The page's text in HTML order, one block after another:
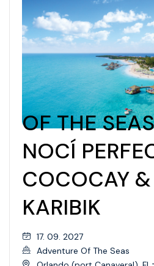
OF THE
NOCÍ
COCOCAY
KARIBIK
17. 09. 2027
Adventure Of The Seas